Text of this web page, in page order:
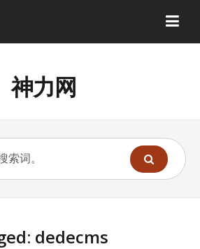
神力网
dedecms